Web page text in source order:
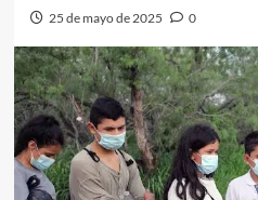
25 de mayo de 2025 0